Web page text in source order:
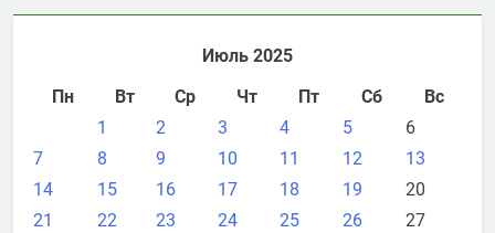
Июль 2025
Пн
Вт Ср Чт Пт Сб
Вс
1
2 3 4 5
6
7
8 9 10 11 12
13
14
15 16 17 18 19
20
21
22 23 24 25 26
27